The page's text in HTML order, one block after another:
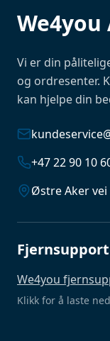
We4you
Vi er din
og ordresenter.
kan hjelpe din
+47 22 90 10
Østre Aker vei
Fjernsupport
We4you
Klikk for å laste